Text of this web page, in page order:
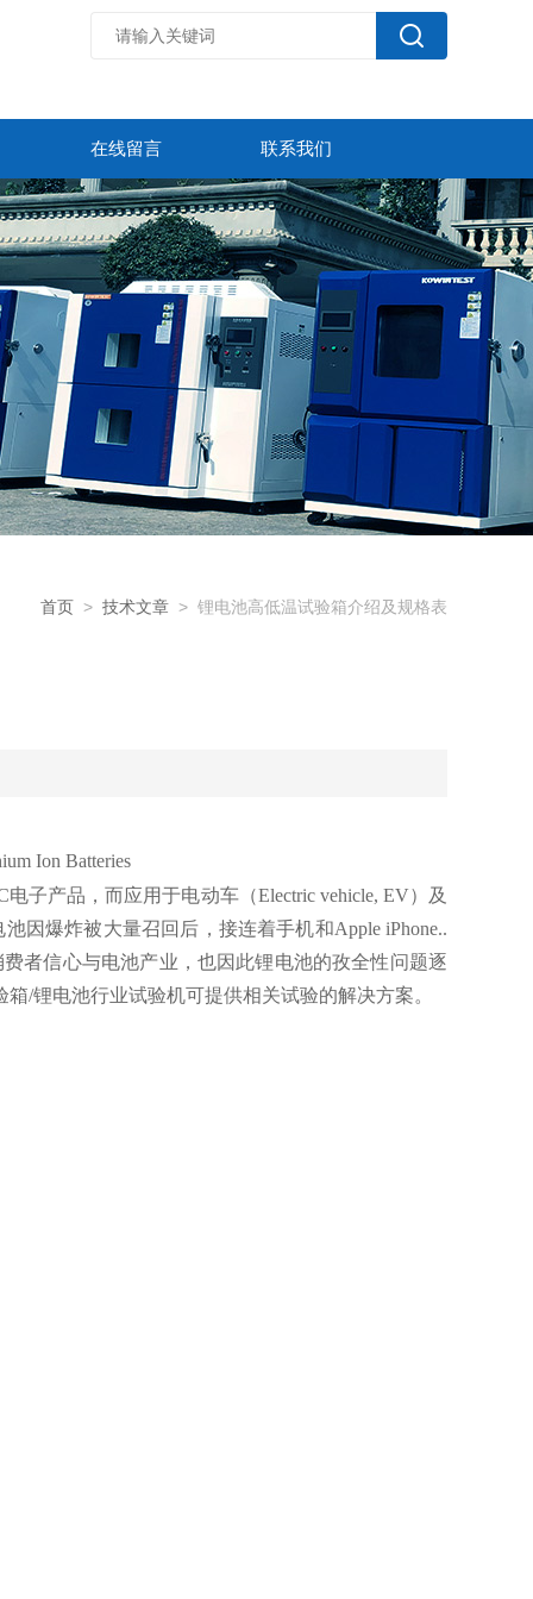
在线留言 联系我们
首页 > 技术文章 > 锂电池高低温试验箱介绍及规格表
Ion Batteries
子产品，而应用于电动车（Electric vehicle, EV）及
因爆炸被大量召回后，接连着手机和Apple iPhone..
者信心与电池产业，也因此锂电池的孜全性问题逐
/锂电池行业试验机可提供相关试验的解决方案。